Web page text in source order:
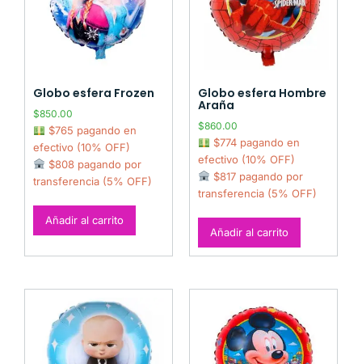
Globo esfera Frozen
$850.00
$765 pagando en
efectivo (10% OFF)
$808 pagando por
transferencia (5% OFF)
Añadir al carrito
Globo esfera Hombre
Araña
$860.00
$774 pagando en
efectivo (10% OFF)
$817 pagando por
transferencia (5% OFF)
Añadir al carrito